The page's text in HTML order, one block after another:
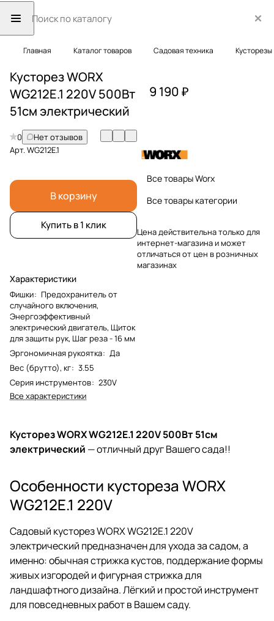
Главная Каталог товаров Садовая техника Кусторезы
Кусторез WORX
WG212E.1 220V 500Вт
51см электрический
0
Нет отзывов
Арт.WG212E.1
В корзину
Купить в 1 клик
Характеристики
Фишки: Предохранитель от
случайного включения,
Энергоэффективный
электрический двигатель, Щиток
для защиты рук, Шаг реза - 16 мм
Эргономичная рукоятка: Да
Вес (брутто), кг: 3.55
Серия инструментов: 230V
Все характеристики
9 190 ₽
Все товары Worx
Все товары категории
Цена действительна только для
интернет-магазина и может
отличаться от цен в розничных
магазинах
Кусторез WORX WG212E.1 220V 500Вт 51см
электрический — отличный друг Вашего сада!!
Особенности кустореза WORX
WG212E.1 220V
Садовый кусторез WORX WG212E.1 220V
электрический предназначен для ухода за садом, а
именно: обычная стрижка кустов, поддержание формы
живых изгородей и фигурная стрижка для
ландшафтного дизайна. Лёгкий и простой инструмент
для повседневных работ в Вашем саду.